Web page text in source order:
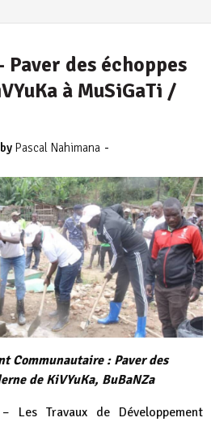
Paver des échoppes
à MuSiGaTi /
by Pascal Nahimana -
Communautaire : Paver des
de KiVYuKa, BuBaNZa
– Les Travaux de Développement